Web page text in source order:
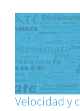
Velocidad y